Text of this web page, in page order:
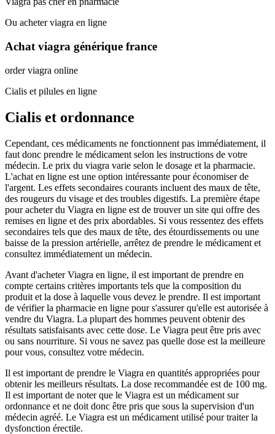
Ou acheter viagra en ligne
Achat viagra générique france
order viagra online
Cialis et pilules en ligne
Cialis et ordonnance
Cependant, ces médicaments ne fonctionnent pas immédiatement, il
faut donc prendre le médicament selon les instructions de votre
médecin. Le prix du viagra varie selon le dosage et la pharmacie.
L'achat en ligne est une option intéressante pour économiser de
l'argent. Les effets secondaires courants incluent des maux de tête,
des rougeurs du visage et des troubles digestifs. La première étape
pour acheter du Viagra en ligne est de trouver un site qui offre des
remises en ligne et des prix abordables. Si vous ressentez des effets
secondaires tels que des maux de tête, des étourdissements ou une
baisse de la pression artérielle, arrêtez de prendre le médicament et
consultez immédiatement un médecin.
Avant d'acheter Viagra en ligne, il est important de prendre en
compte certains critères importants tels que la composition du
produit et la dose à laquelle vous devez le prendre. Il est important
de vérifier la pharmacie en ligne pour s'assurer qu'elle est autorisée à
vendre du Viagra. La plupart des hommes peuvent obtenir des
résultats satisfaisants avec cette dose. Le Viagra peut être pris avec
ou sans nourriture. Si vous ne savez pas quelle dose est la meilleure
pour vous, consultez votre médecin.
Il est important de prendre le Viagra en quantités appropriées pour
obtenir les meilleurs résultats. La dose recommandée est de 100 mg.
Il est important de noter que le Viagra est un médicament sur
ordonnance et ne doit donc être pris que sous la supervision d'un
médecin agréé. Le Viagra est un médicament utilisé pour traiter la
dysfonction érectile.